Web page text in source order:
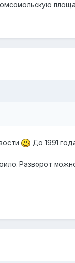
Комсомольскую
До 1991
Разворот